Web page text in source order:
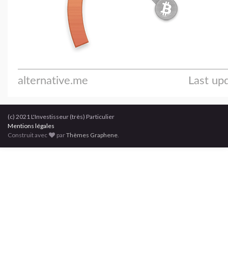
(c) 2021 L'Investisseur (très) Particulier
Mentions légales
Construit avec
parThèmes Graphene